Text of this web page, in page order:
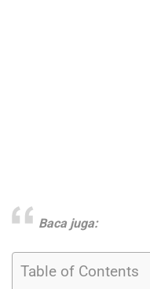
Baca juga:
Table of Contents